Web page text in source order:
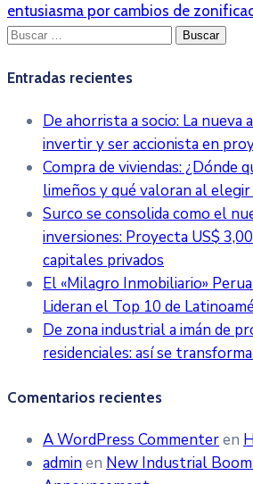
entusiasma por cambios de
Buscar:
Entradas recientes
De ahorrista a socio: La nueva
invertir y ser accionista en
Compra de viviendas: ¿Dónde
limeños y qué valoran al
Surco se consolida como el
inversiones: Proyecta US$
capitales privados
El «Milagro Inmobiliario»
Lideran el Top 10 de
De zona industrial a imán de
residenciales: así se
Comentarios recientes
A WordPress Commenteren
adminen New Industrial